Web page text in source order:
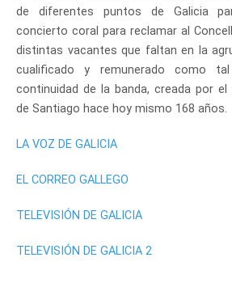
de diferentes puntos de Galicia
concierto coral para reclamar al
distintas vacantes que faltan en la
cualificado y remunerado como
continuidad de la banda, creada por
de Santiago hace hoy mismo 168 años.
LA VOZ DE GALICIA
EL CORREO GALLEGO
TELEVISIÓN DE GALICIA
TELEVISIÓN DE GALICIA 2